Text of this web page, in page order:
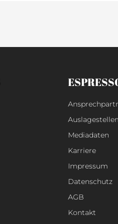
Auslagestellen
Mediadaten
Karriere
Impressum
Datenschutz
AGB
Kontakt